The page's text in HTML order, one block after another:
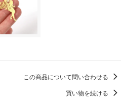
この商品について問い合わせる
買い物を続ける